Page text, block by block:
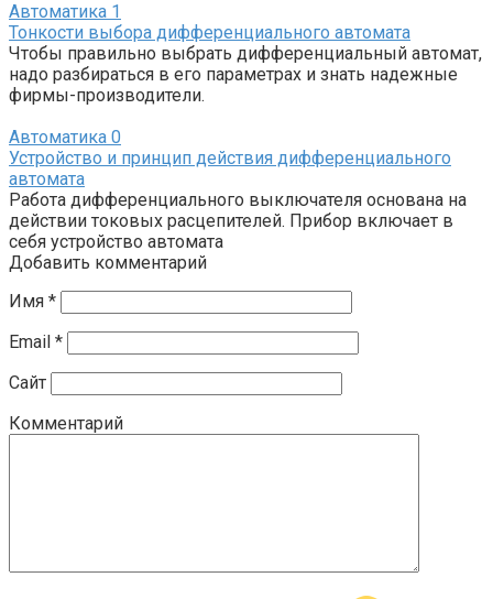
Автоматика 1
Тонкости выбора дифференциального автомата
Чтобы правильно выбрать дифференциальный автомат,
надо разбираться в его параметрах и знать надежные
фирмы-производители.
Автоматика 0
Устройство и принцип действия дифференциального
автомата
Работа дифференциального выключателя основана на
действии токовых расцепителей. Прибор включает в
себя устройство автомата
Добавить комментарий
Имя *
Email *
Сайт
Комментарий